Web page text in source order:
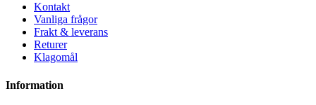
Kontakt
Vanliga frågor
Frakt & leverans
Returer
Klagomål
Information